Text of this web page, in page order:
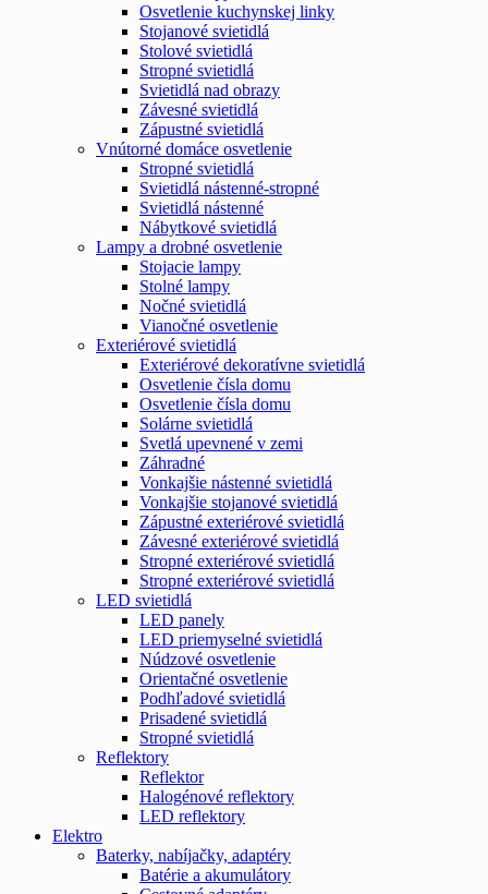
Osvetlenie kuchynskej linky
Stojanové svietidlá
Stolové svietidlá
Stropné svietidlá
Svietidlá nad obrazy
Závesné svietidlá
Zápustné svietidlá
Vnútorné domáce osvetlenie
Stropné svietidlá
Svietidlá nástenné-stropné
Svietidlá nástenné
Nábytkové svietidlá
Lampy a drobné osvetlenie
Stojacie lampy
Stolné lampy
Nočné svietidlá
Vianočné osvetlenie
Exteriérové svietidlá
Exteriérové dekoratívne svietidlá
Osvetlenie čísla domu
Osvetlenie čísla domu
Solárne svietidlá
Svetlá upevnené v zemi
Záhradné
Vonkajšie nástenné svietidlá
Vonkajšie stojanové svietidlá
Zápustné exteriérové svietidlá
Závesné exteriérové svietidlá
Stropné exteriérové svietidlá
Stropné exteriérové svietidlá
LED svietidlá
LED panely
LED priemyselné svietidlá
Núdzové osvetlenie
Orientačné osvetlenie
Podhľadové svietidlá
Prisadené svietidlá
Stropné svietidlá
Reflektory
Reflektor
Halogénové reflektory
LED reflektory
Elektro
Baterky, nabíjačky, adaptéry
Batérie a akumulátory